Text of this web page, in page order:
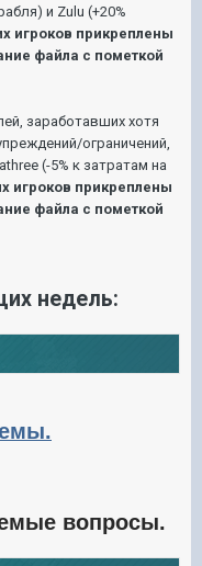
и Zulu (+20%
игроков прикреплены
файла с пометкой
заработавших хотя
ограничений,
(-5% к затратам на
игроков прикреплены
файла с пометкой
недель:
вопросы.